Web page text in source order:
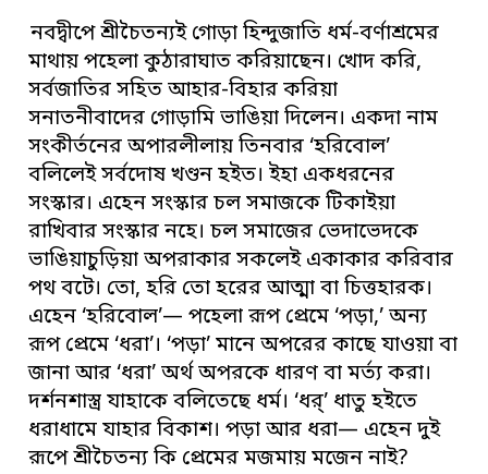
নবদ্বীপে শ্রীচৈতন্যই গোড়া হিন্দুজাতি ধর্ম-বর্ণাশ্রমের
মাথায় পহেলা কুঠারাঘাত করিয়াছেন। খোদ করি,
সর্বজাতির সহিত আহার-বিহার করিয়া
সনাতনীবাদের গোড়ামি ভাঙিয়া দিলেন। একদা নাম
সংকীর্তনের অপারলীলায় তিনবার ‘হরিবোল’
বলিলেই সর্বদোষ খণ্ডন হইত। ইহা একধরনের
সংস্কার। এহেন সংস্কার চল সমাজকে টিকাইয়া
রাখিবার সংস্কার নহে। চল সমাজের ভেদাভেদকে
ভাঙিয়াচুড়িয়া অপরাকার সকলেই একাকার করিবার
পথ বটে। তো, হরি তো হরের আত্মা বা চিত্তহারক।
এহেন ‘হরিবোল’— পহেলা রূপ প্রেমে ‘পড়া,’ অন্য
রূপ প্রেমে ‘ধরা’। ‘পড়া’ মানে অপরের কাছে যাওয়া বা
জানা আর ‘ধরা’ অর্থ অপরকে ধারণ বা মর্ত্য করা।
দর্শনশাস্ত্র যাহাকে বলিতেছে ধর্ম। ‘ধর্’ ধাতু হইতে
ধরাধামে যাহার বিকাশ। পড়া আর ধরা— এহেন দুই
রূপে শ্রীচৈতন্য কি প্রেমের মজমায় মজেন নাই?